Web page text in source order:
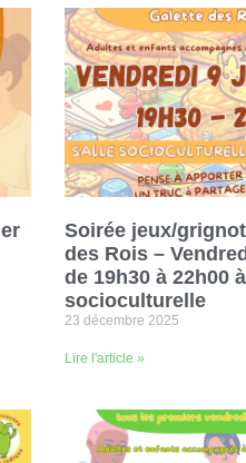
Soirée jeux/
des Rois –
de 19h30 à 22h00
socioculturelle
23 décembre 2025
Lire l'article »